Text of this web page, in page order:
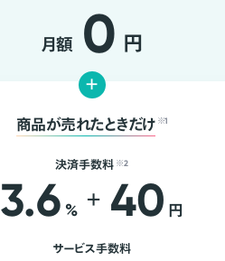
月額 0 円
+
商品が売れたときだけ ※1
決済手数料 ※2
3.6 % + 40 円
サービス手数料